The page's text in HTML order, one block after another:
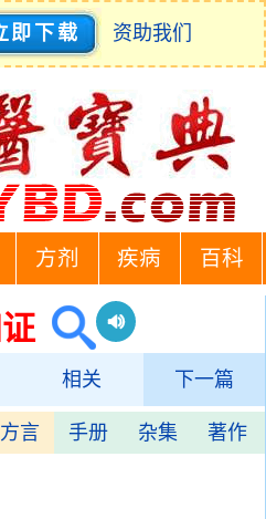
即下载 资助我们
方剂 疾病 百科
相关 下一篇
方言 手册 杂集 著作